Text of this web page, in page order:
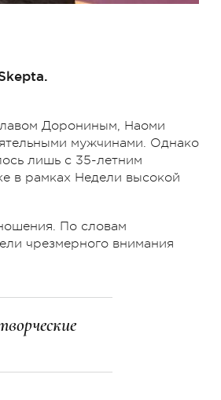
Дорониным, Наоми
мужчинами. Однако
лишь с 35-летним
в рамках Недели высокой
По словам
чрезмерного внимания